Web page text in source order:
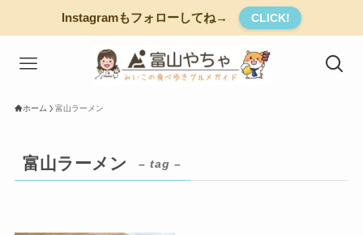
Instagramもフォローしてね→ CLICK!
ホーム 富山ラーメン
富山ラーメン – tag –